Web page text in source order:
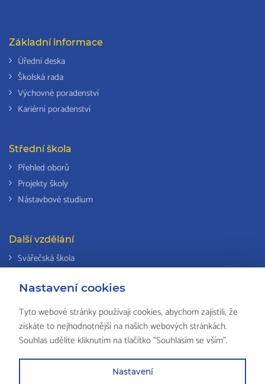
Nastavení cookies
Tyto webové stránky používají cookies, abychom zajistili, že
získáte to nejhodnotnější na našich webových stránkách.
Souhlas udělíte kliknutím na tlačítko "Souhlasím se vším".
Nastavení
Základní informace
Úřední deska
Školská rada
Výchovné poradenství
Kariérní poradenství
Střední škola
Přehled oborů
Projekty školy
Nástavbové studium
Další vzdělání
Svářečská škola
Národní soustava kvalifikací
Computers